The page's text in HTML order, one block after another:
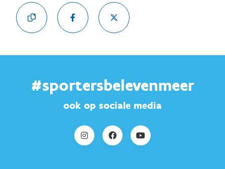
#sportersbelevenmeer
ook op sociale media